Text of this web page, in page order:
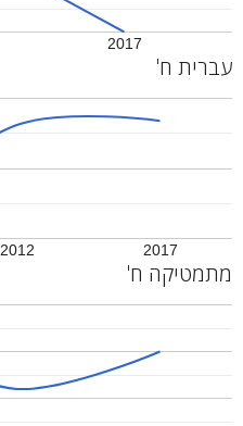
2017
עברית ח'
2012 2017
מתמטיקה ח'